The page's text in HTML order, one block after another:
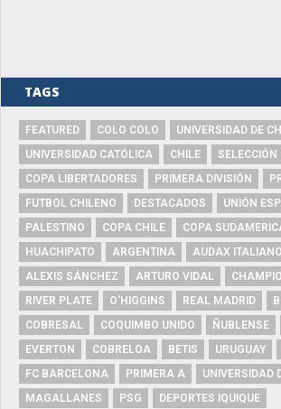
TAGS
FEATURED COLO COLO
UNIVERSIDAD DE
UNIVERSIDAD CATÓLICA
CHILE
COPA LIBERTADORES
PRIMERA DIVISIÓN
FUTBOL CHILENO
DESTACADOS
UNIÓN
PALESTINO
COPA CHILE
COPA
HUACHIPATO
ARGENTINA
AUDAX ITALIANO
ALEXIS SÁNCHEZ
ARTURO VIDAL
RIVER PLATE
O'HIGGINS REAL MADRID
COBRESAL
COQUIMBO UNIDO ÑUBLENSE
EVERTON
COBRELOA BETIS URUGUAY
FC BARCELONA
PRIMERA A
UNIVERSIDAD
MAGALLANES
PSG DEPORTES IQUIQUE